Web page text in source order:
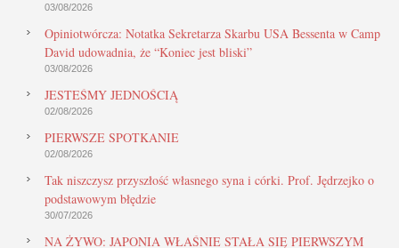
03/08/2026
Opiniotwórcza: Notatka Sekretarza Skarbu USA Bessenta w Camp
David udowadnia, że “Koniec jest bliski”
03/08/2026
JESTEŚMY JEDNOŚCIĄ
02/08/2026
PIERWSZE SPOTKANIE
02/08/2026
Tak niszczysz przyszłość własnego syna i córki. Prof. Jędrzejko o
podstawowym błędzie
30/07/2026
NA ŻYWO: JAPONIA WŁAŚNIE STAŁA SIĘ PIERWSZYM